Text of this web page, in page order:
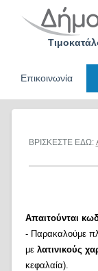
Επικοινωνία
ΒΡΙΣΚΕΣΤΕ ΕΔΩ:
Απαιτούνται
- Παρακαλούμε
με λατινικούς
κεφαλαία).